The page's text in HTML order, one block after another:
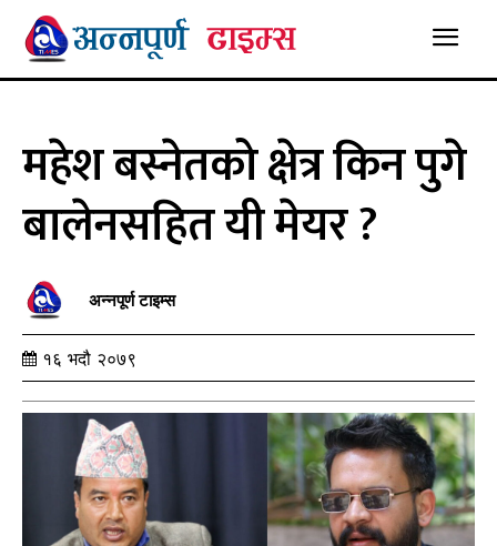
महेश बस्नेतको क्षेत्र किन पुगे
बालेनसहित यी मेयर ?
अन्नपूर्ण टाइम्स
१६ भदौ २०७९